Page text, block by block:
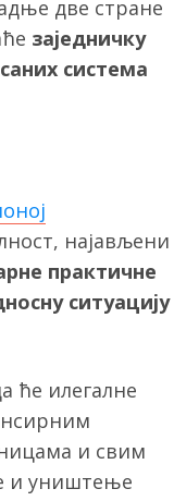
две стране
заједничку
система
најављени
практичне
ситуацију
ће илегалне
и свим
и уништење